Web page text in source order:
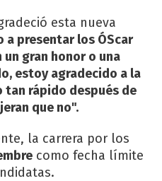
esta nueva
a presentar los ÓScar
gran honor o una
estoy agradecido a la
tan rápido después de
que no".
la carrera por los
como fecha límite